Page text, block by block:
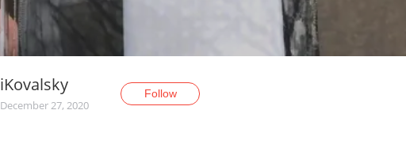
iKovalsky
December 27, 2020
Follow